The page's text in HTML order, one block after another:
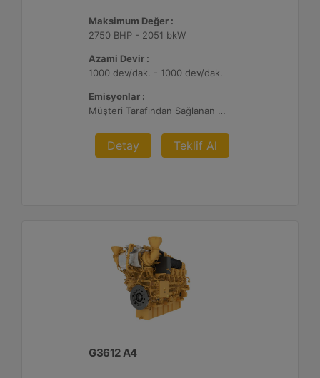
Maksimum Değer :
2750 BHP - 2051 bkW
Azami Devir :
1000 dev/dak. - 1000 dev/dak.
Emisyonlar :
Müşteri Tarafından Sağlanan Atık Arıtma ile NSPS Saha Uyumluluğuna Sahiptir, 0,3 g ve 0,5 g/bhp-sa. NOx
Detay Teklif Al
G3612 A4